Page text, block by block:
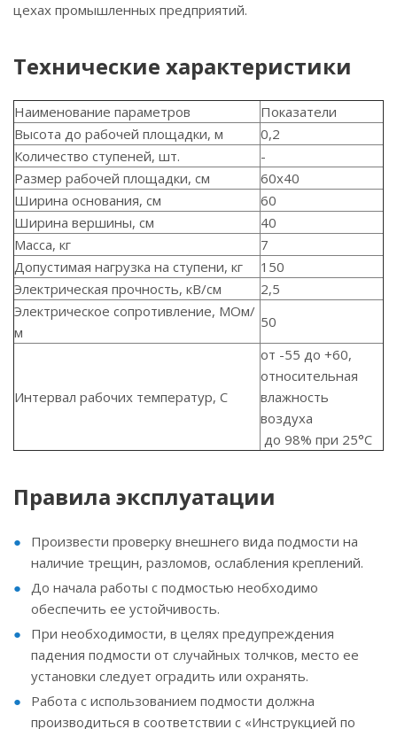
цехах промышленных предприятий.
Технические характеристики
Наименование параметров
Показатели
Высота до рабочей площадки, м
0,2
Количество ступеней, шт.
-
Размер рабочей площадки, см
60х40
Ширина основания, см
60
Ширина вершины, см
40
Масса, кг
7
Допустимая нагрузка на ступени, кг
150
Электрическая прочность, кВ/см
2,5
Электрическое сопротивление, МОм/
м
50
Интервал рабочих температур, С
от -55 до +60,
относительная
влажность
воздуха
до 98% при 25°С
Правила эксплуатации
Произвести проверку внешнего вида подмости на
наличие трещин, разломов, ослабления креплений.
До начала работы с подмостью необходимо
обеспечить ее устойчивость.
При необходимости, в целях предупреждения
падения подмости от случайных толчков, место ее
установки следует оградить или охранять.
Работа с использованием подмости должна
производиться в соответствии с «Инструкцией по